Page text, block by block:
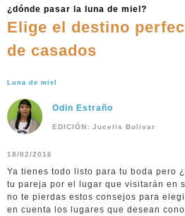
¿dónde pasar la luna de miel?
Elige el destino
de casados
Luna de miel
Odin Estraño
EDICIÓN: Jucelis Bolivar
18/02/2016
Ya tienes todo listo para tu boda pero
tu pareja por el lugar que visitarán en
no te pierdas estos consejos para
en cuenta los lugares que desean